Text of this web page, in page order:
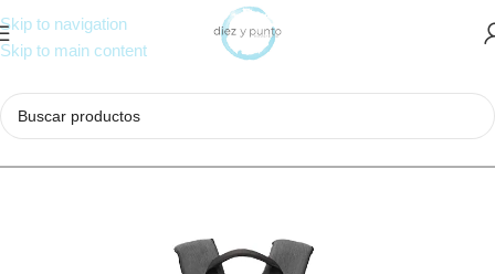
Skip to navigation
Skip to main content